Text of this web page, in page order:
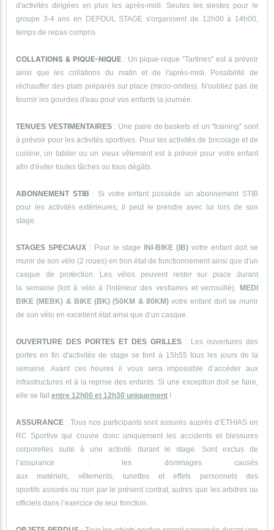
d'activités dirigées en plus les après-midi. Seules les siestes pour le
groupe 3-4 ans en DEFOUL STAGE s'organisent de 12h00 à 14h00,
temps de repas compris.
COLLATIONS & PIQUE-NIQUE: Un pique-nique "Tartines" est à prévoir
ainsi que les collations du matin et de l'après-midi. Possibilité de
réchauffer des plats préparés sur place (micro-ondes). N'oubliez pas de
fournir les gourdes d'eau pour vos enfants la journée.
TENUES VESTIMENTAIRES: Une paire de baskets et un "training" sont
à prévoir pour les activités sportives. Pour les activités de bricolage et de
cuisine, un tablier ou un vieux vêtement est à prévoir pour votre enfant
afin d'éviter toutes tâches ou tous dégâts.
ABONNEMENT STIB : Si votre enfant possède un abonnement STIB
pour les activités extérieures, il peut le prendre avec lui lors de son
stage.
STAGES SPECIAUX : Pour le stage INI-BIKE (IB) votre enfant doit se
munir de son vélo (2 roues) en bon état de fonctionnement ainsi que d'un
casque de protection. Les vélos peuvent rester sur place durant
la semaine (kot à vélo à l'intérieur des vestiaires et verrouillé). MEDI
BIKE (MEBK) & BIKE (BK) (50KM & 80KM) votre enfant doit se munir
de son vélo en excellent état ainsi que d’un casque.
OUVERTURE DES PORTES ET DES GRILLES : Les ouvertures des
portes en fin d'activités de stage se font à 15h55 tous les jours de la
semaine. Avant ces heures il vous sera impossible d’accéder aux
infrastructures et à la reprise des enfants. Si une exception doit se faire,
elle se fait entre 12h00 et 12h30 uniquement !
ASSURANCE : Tous nos participants sont assurés auprès d’ETHIAS en
RC Sportive qui couvre donc uniquement les accidents et blessures
corporelles suite à une activité durant le stage. Sont exclus de
l’assurance : les dommages causés
aux matériels, vêtements, lunettes et effets personnels des
sportifs assurés ou non par le présent contrat, autres que les arbitres ou
officiels dans l’exercice de leur fonction.